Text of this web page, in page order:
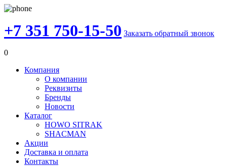
+7 351 750-15-50 Заказать обратный звонок
0
Компания
О компании
Реквизиты
Бренды
Новости
Каталог
HOWO SITRAK
SHACMAN
Акции
Доставка и оплата
Контакты